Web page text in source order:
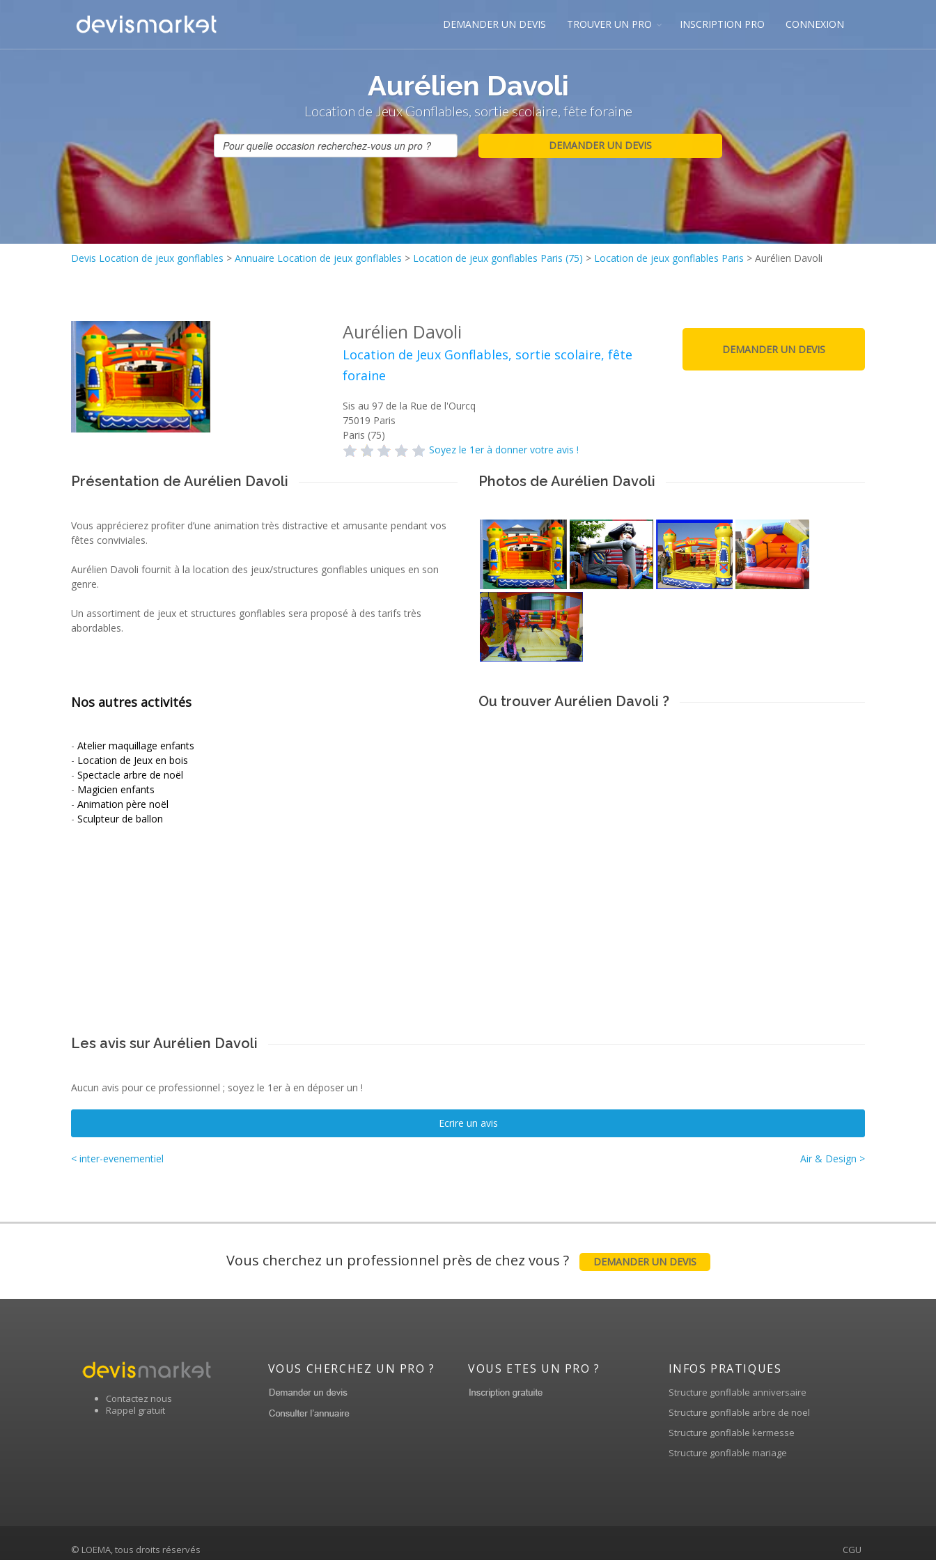
DEMANDER UN DEVIS TROUVER UN PRO INSCRIPTION PRO CONNEXION
Aurélien Davoli
Location de Jeux Gonflables, sortie scolaire, fête foraine
Devis Location de jeux gonflables > Annuaire Location de jeux gonflables > Location de jeux gonflables Paris (75) > Location de jeux gonflables Paris > Aurélien Davoli
Aurélien Davoli
Location de Jeux Gonflables, sortie scolaire, fête
foraine
Sis au 97 de la Rue de l'Ourcq
75019 Paris
Paris (75)
Soyez le 1er à donner votre avis !
Présentation de Aurélien Davoli
Vous apprécierez profiter d’une animation très distractive et amusante pendant vos
fêtes conviviales.
Aurélien Davoli fournit à la location des jeux/structures gonflables uniques en son
genre.
Un assortiment de jeux et structures gonflables sera proposé à des tarifs très
abordables.
Nos autres activités
- Atelier maquillage enfants
- Location de Jeux en bois
- Spectacle arbre de noël
- Magicien enfants
- Animation père noël
- Sculpteur de ballon
Photos de Aurélien Davoli
Ou trouver Aurélien Davoli ?
Les avis sur Aurélien Davoli
Aucun avis pour ce professionnel ; soyez le 1er à en déposer un !
Ecrire un avis
< inter-evenementiel Air & Design >
Vous cherchez un professionnel près de chez vous ? DEMANDER UN DEVIS
Contactez nous
Rappel gratuit
VOUS CHERCHEZ UN PRO ? VOUS ETES UN PRO ? INFOS PRATIQUES
Structure gonflable anniversaire
Structure gonflable arbre de noel
Structure gonflable kermesse
Structure gonflable mariage
CGU
© LOEMA, tous droits réservés